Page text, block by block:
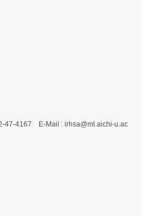
47-4167 E-Mail : irhsa@ml.aichi-u.ac